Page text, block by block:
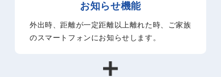
お知らせ機能
外出時、距離が一定距離以上離れた時、ご家族
のスマートフォンにお知らせします。